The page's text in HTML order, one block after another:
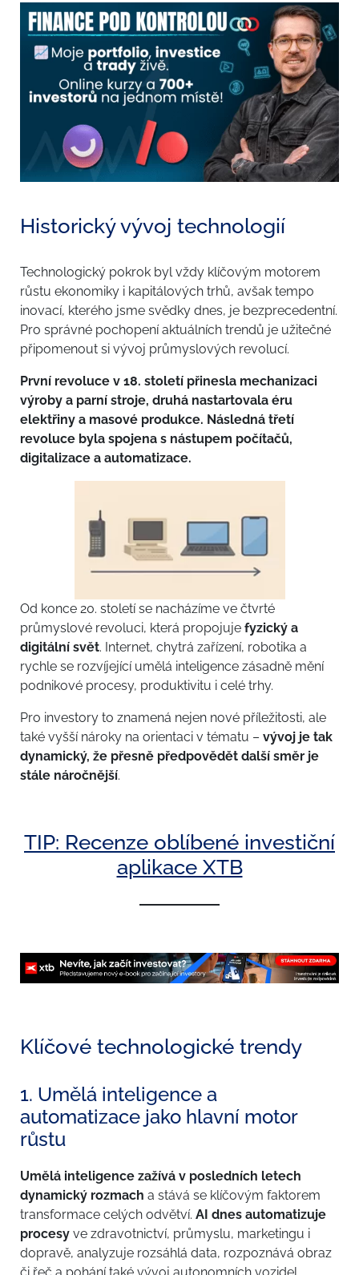
Historický vývoj technologií
Technologický pokrok byl vždy klíčovým motorem
růstu ekonomiky i kapitálových trhů, avšak tempo
inovací, kterého jsme svědky dnes, je bezprecedentní.
Pro správné pochopení aktuálních trendů je užitečné
připomenout si vývoj průmyslových revolucí.
První revoluce v 18. století přinesla mechanizaci
výroby a parní stroje, druhá nastartovala éru
elektřiny a masové produkce. Následná třetí
revoluce byla spojena s nástupem počítačů,
digitalizace a automatizace.
Od konce 20. století se nacházíme ve čtvrté
průmyslové revoluci, která propojuje fyzický a
digitální svět. Internet, chytrá zařízení, robotika a
rychle se rozvíjející umělá inteligence zásadně mění
podnikové procesy, produktivitu i celé trhy.
Pro investory to znamená nejen nové příležitosti, ale
také vyšší nároky na orientaci v tématu – vývoj je tak
dynamický, že přesně předpovědět další směr je
stále náročnější.
TIP: Recenze oblíbené investiční
aplikace XTB
Klíčové technologické trendy
1. Umělá inteligence a
automatizace jako hlavní motor
růstu
Umělá inteligence zažívá v posledních letech
dynamický rozmach a stává se klíčovým faktorem
transformace celých odvětví. AI dnes automatizuje
procesy ve zdravotnictví, průmyslu, marketingu i
dopravě, analyzuje rozsáhlá data, rozpoznává obraz